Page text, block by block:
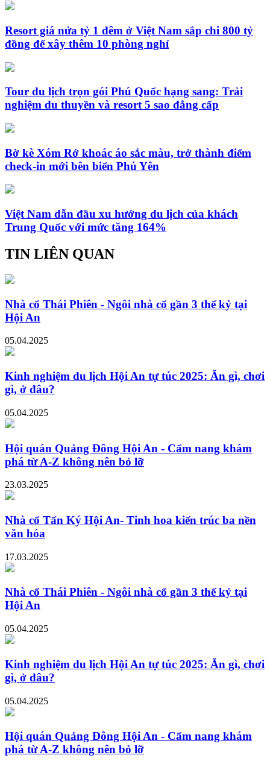
Resort giá nửa tỷ 1 đêm ở Việt Nam sắp chi 800 tỷ
đồng để xây thêm 10 phòng nghỉ
Tour du lịch trọn gói Phú Quốc hạng sang: Trải
nghiệm du thuyền và resort 5 sao đẳng cấp
Bờ kè Xóm Rớ khoác áo sắc màu, trở thành điểm
check-in mới bên biển Phú Yên
Việt Nam dẫn đầu xu hướng du lịch của khách
Trung Quốc với mức tăng 164%
TIN LIÊN QUAN
Nhà cổ Thái Phiên - Ngôi nhà cổ gần 3 thế kỷ tại
Hội An
05.04.2025
Kinh nghiệm du lịch Hội An tự túc 2025: Ăn gì, chơi
gì, ở đâu?
05.04.2025
Hội quán Quảng Đông Hội An - Cẩm nang khám
phá từ A-Z không nên bỏ lỡ
23.03.2025
Nhà cổ Tấn Ký Hội An- Tinh hoa kiến trúc ba nền
văn hóa
17.03.2025
Nhà cổ Thái Phiên - Ngôi nhà cổ gần 3 thế kỷ tại
Hội An
05.04.2025
Kinh nghiệm du lịch Hội An tự túc 2025: Ăn gì, chơi
gì, ở đâu?
05.04.2025
Hội quán Quảng Đông Hội An - Cẩm nang khám
phá từ A-Z không nên bỏ lỡ